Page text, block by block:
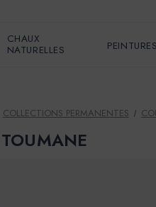
CHAUX
NATURELLES
PEINTURES
COLLECTIONS PERMANENTES